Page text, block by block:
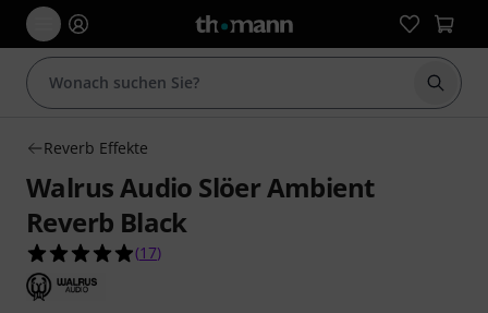
Suche
Reverb Effekte
Walrus Audio Slöer Ambient
Reverb Black
4.9 von 5 Sternen aus 17 Kundenbewertungen
(17)